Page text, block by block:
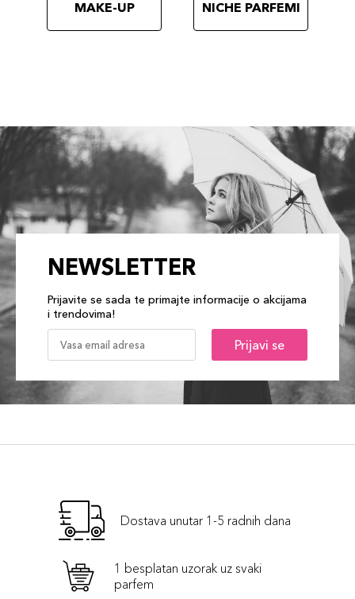
MAKE-UP NICHE PARFEMI
NEWSLETTER
Prijavite se sada te primajte informacije o akcijama
i trendovima!
Prijavi se
Dostava unutar 1-5 radnih dana
1 besplatan uzorak uz svaki
parfem